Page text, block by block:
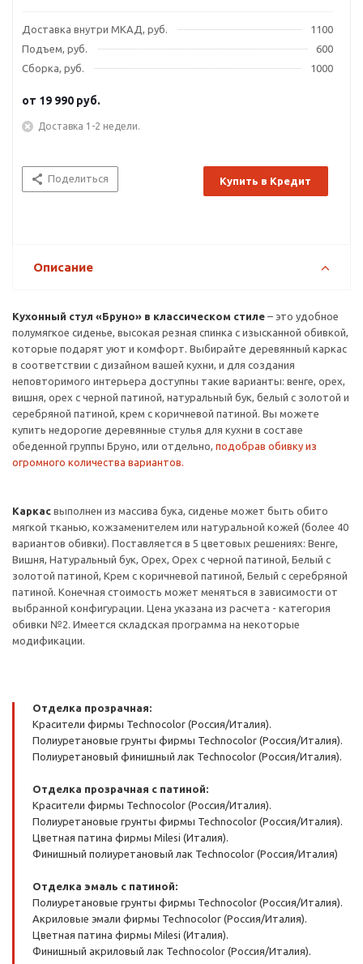
Доставка внутри МКАД, руб.
1100
Подъем, руб.
600
Сборка, руб.
1000
от 19 990 руб.
Доставка 1-2 недели.
Поделиться Купить в Кредит
Описание
Кухонный стул «Бруно» в классическом стиле – это удобное
полумягкое сиденье, высокая резная спинка с изысканной обивкой,
которые подарят уют и комфорт. Выбирайте деревянный каркас
в соответствии с дизайном вашей кухни, и для создания
неповторимого интерьера доступны такие варианты: венге, орех,
вишня, орех с черной патиной, натуральный бук, белый с золотой и
серебряной патиной, крем с коричневой патиной. Вы можете
купить недорогие деревянные стулья для кухни в составе
обеденной группы Бруно, или отдельно, подобрав обивку из
огромного количества вариантов.
Каркас выполнен из массива бука, сиденье может быть обито
мягкой тканью, кожзаменителем или натуральной кожей (более 40
вариантов обивки). Поставляется в 5 цветовых решениях: Венге,
Вишня, Натуральный бук, Орех, Орех с черной патиной, Белый с
золотой патиной, Крем с коричневой патиной, Белый с серебряной
патиной. Конечная стоимость может меняться в зависимости от
выбранной конфигурации. Цена указана из расчета - категория
обивки №2. Имеется складская программа на некоторые
модификации.
Отделка прозрачная:
Красители фирмы Technocolor (Россия/Италия).
Полиуретановые грунты фирмы Technocolor (Россия/Италия).
Полиуретановый финишный лак Technocolor (Россия/Италия).
Отделка прозрачная с патиной:
Красители фирмы Technocolor (Россия/Италия).
Полиуретановые грунты фирмы Technocolor (Россия/Италия).
Цветная патина фирмы Milesi (Италия).
Финишный полиуретановый лак Technocolor (Россия/Италия)
Отделка эмаль с патиной:
Полиуретановые грунты фирмы Technocolor (Россия/Италия).
Акриловые эмали фирмы Technocolor (Россия/Италия).
Цветная патина фирмы Milesi (Италия).
Финишный акриловый лак Technocolor (Россия/Италия).